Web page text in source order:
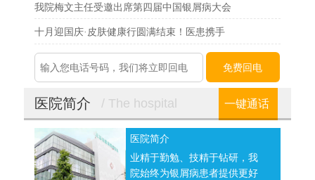
我院梅文主任受邀出席第四届中国银屑病大会
十月迎国庆·皮肤健康行圆满结束！医患携手
医院简介 / The hospital 一键通话
医院简介
业精于勤勉、技精于钻研，我
院始终为银屑病患者提供更好